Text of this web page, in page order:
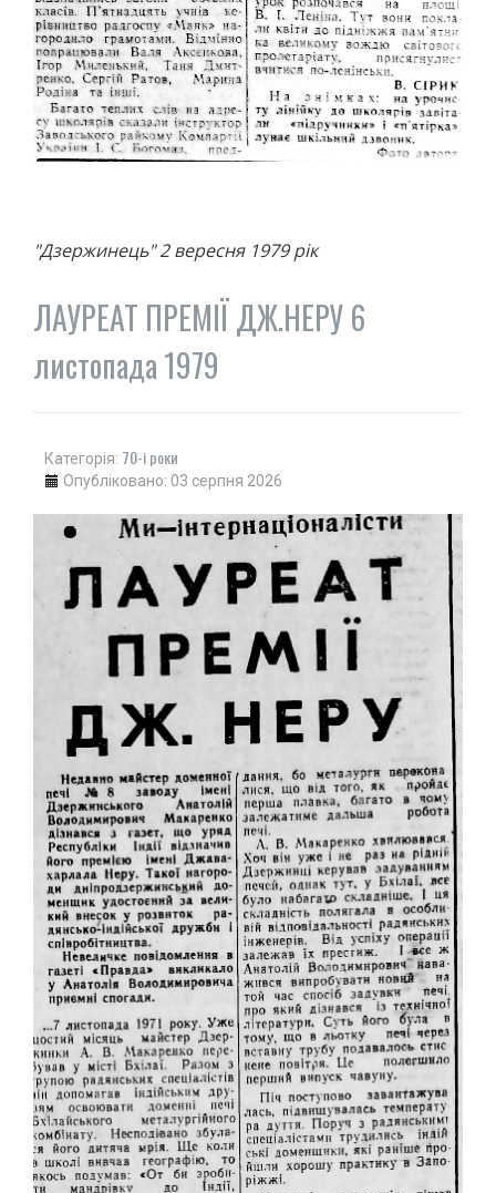
"Дзержинець" 2 вересня 1979 рік
ЛАУРЕАТ ПРЕМІЇ ДЖ.НЕРУ 6
листопада 1979
Категорія: 70-і роки
Опубліковано: 03 серпня 2026